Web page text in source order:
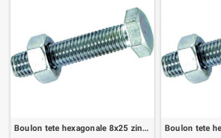
Boulon tete hexagonale 8x25 zingue 6.8 ft (boite de 200)